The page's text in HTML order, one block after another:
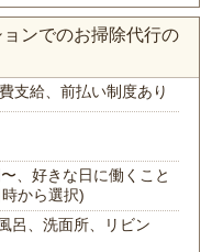
ンでのお掃除代行の
支給、前払い制度あり
、好きな日に働くこと
から選択)
呂、洗面所、リビン